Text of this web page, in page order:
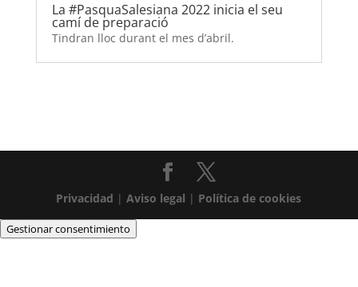
La #PasquaSalesiana 2022 inicia el seu
camí de preparació
Tindran lloc durant el mes d’abril.
Privacidad |Aviso legal | Política de cookies
Gestionar consentimiento